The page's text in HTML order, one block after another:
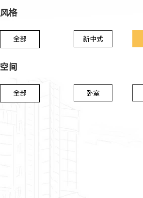
风格
全部 新中式
空间
全部 卧室